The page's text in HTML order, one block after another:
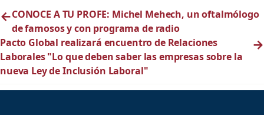
←CONOCE A TU PROFE: Michel Mehech, un oftalmólogo
de famosos y con programa de radio
Pacto Global realizará encuentro de Relaciones
Laborales "Lo que deben saber las empresas sobre la
nueva Ley de Inclusión Laboral"
→